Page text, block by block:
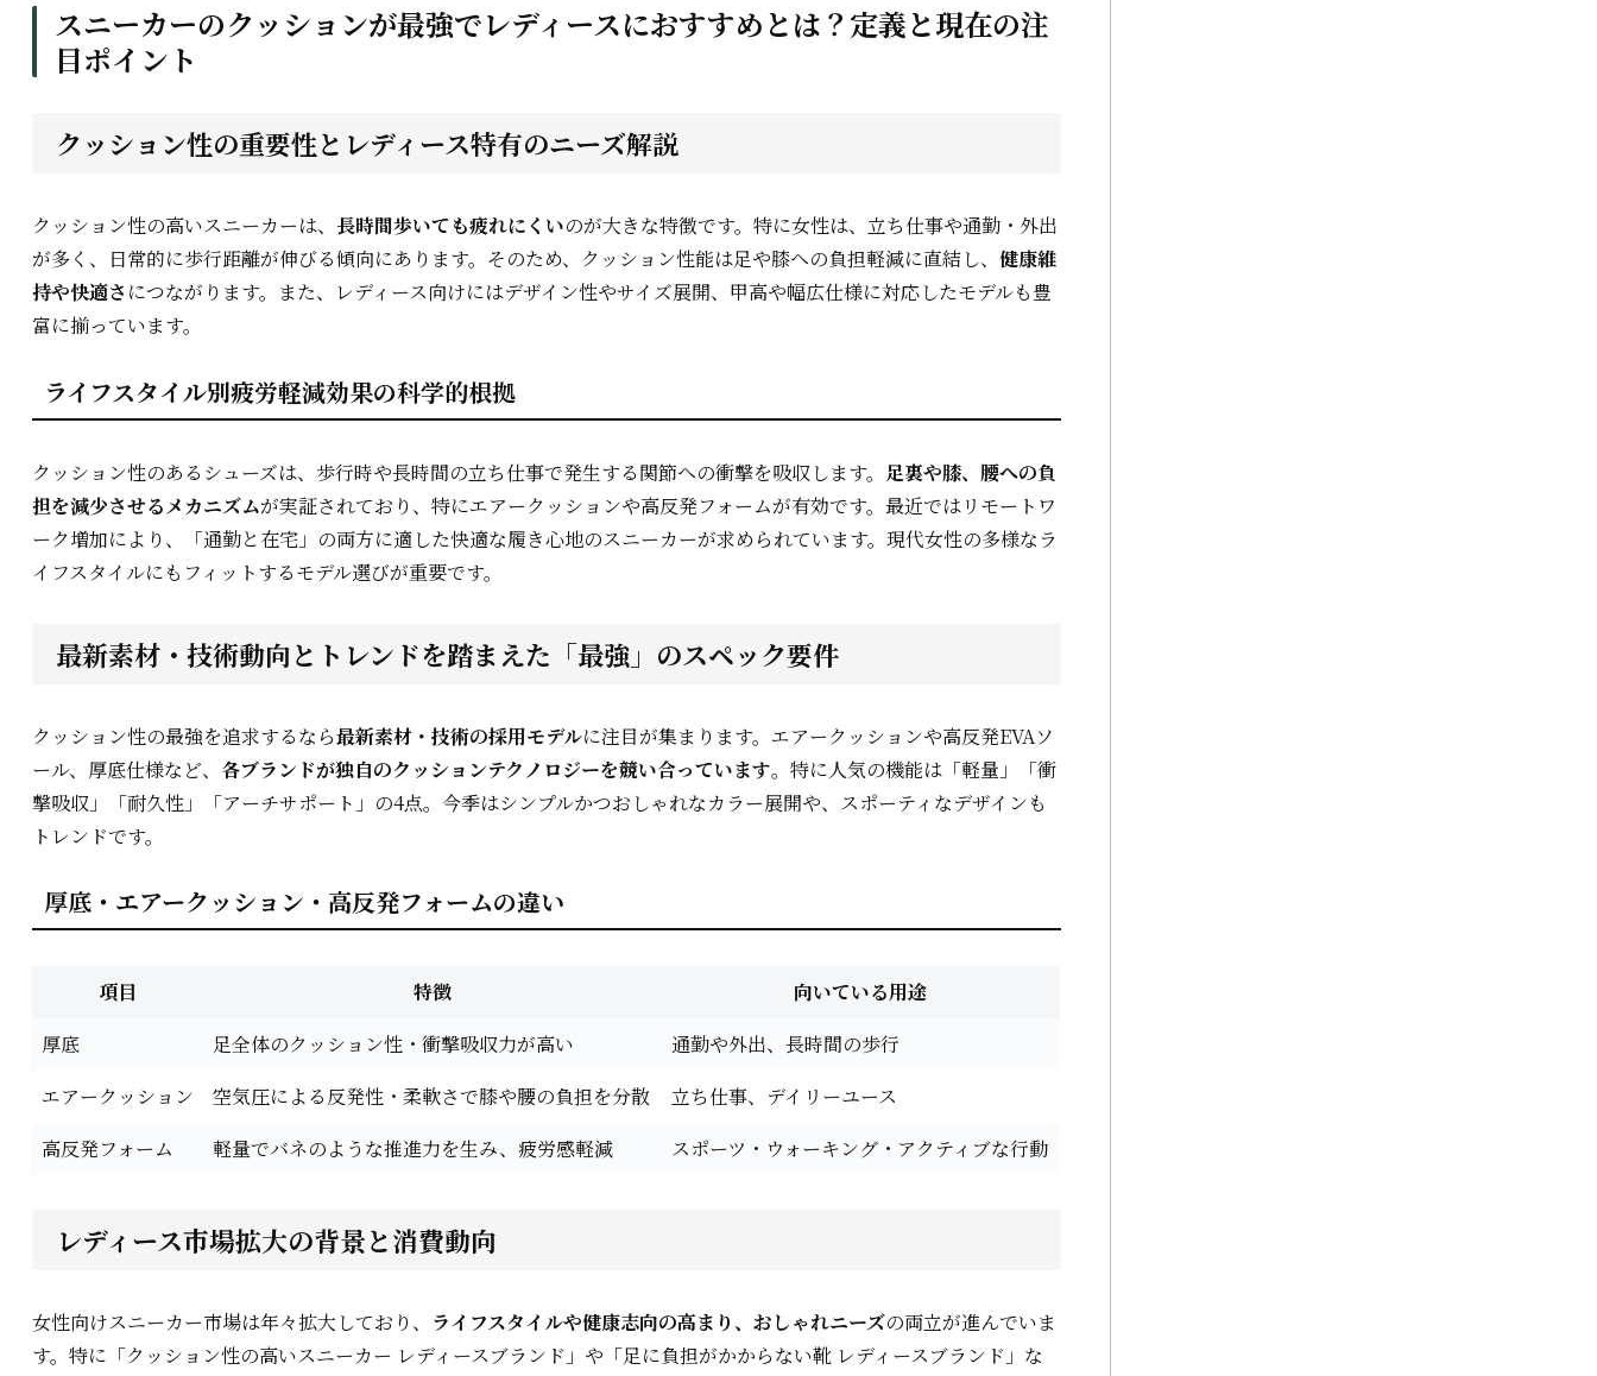
スニーカーのクッションが最強でレディースにおすすめとは？定義と現在の注
目ポイント
クッション性の重要性とレディース特有のニーズ解説
クッション性の高いスニーカーは、 長時間歩いても疲れにくいのが大きな特徴です。特に女性は、立ち仕事や通勤・外出
が多く、日常的に歩行距離が伸びる傾向にあります。そのため、クッション性能は足や膝への負担軽減に直結し、 健康維
持や快適さ につながります。また、レディース向けにはデザイン性やサイズ展開、甲高や幅広仕様に対応したモデルも豊
富に揃っています。
ライフスタイル別疲労軽減効果の科学的根拠
クッション性のあるシューズは、歩行時や長時間の立ち仕事で発生する関節への衝撃を吸収します。 足裏や膝、腰への負
担を減少させるメカニズムが実証されており、特にエアークッションや高反発フォームが有効です。最近ではリモートワ
ーク増加により、「通勤と在宅」の両方に適した快適な履き心地のスニーカーが求められています。現代女性の多様なラ
イフスタイルにもフィットするモデル選びが重要です。
最新素材・技術動向とトレンドを踏まえた「最強」のスペック要件
クッション性の最強を追求するなら最新素材・技術の採用モデルに注目が集まります。エアークッションや高反発EVAソ
ール、厚底仕様など、 各ブランドが独自のクッションテクノロジーを競い合っています。特に人気の機能は「軽量」「衝
撃吸収」「耐久性」「アーチサポート」の4点。今季はシンプルかつおしゃれなカラー展開や、スポーティなデザインも
トレンドです。
厚底・エアークッション・高反発フォームの違い
項目 特徴
向いている用途
厚底
足全体のクッション性・衝撃吸収力が高い
通勤や外出、長時間の歩行
エアークッション
空気圧による反発性・柔軟さで膝や腰の負担を分散
立ち仕事、デイリーユース
高反発フォーム
軽量でバネのような推進力を生み、疲労感軽減 スポーツ・ウォーキング・アクティブな行動
レディース市場拡大の背景と消費動向
女性向けスニーカー市場は年々拡大しており、 ライフスタイルや健康志向の高まり、おしゃれニーズの両立が進んでいま
す。特に「クッション性の高いスニーカー レディースブランド」や「足に負担がかからない靴 レディースブランド」な